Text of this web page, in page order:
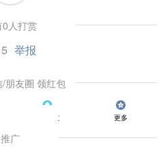
0人打赏
举报
朋友圈 领红包
QQ好友 更多
推广